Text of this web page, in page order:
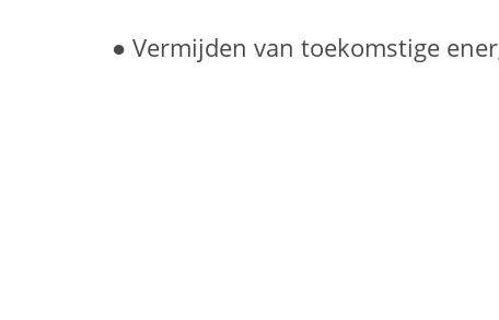
● Vermijden van toekomstige